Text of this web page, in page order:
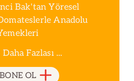
Bak'tan Yöresel
Anadolu
Fazlası ...
OL